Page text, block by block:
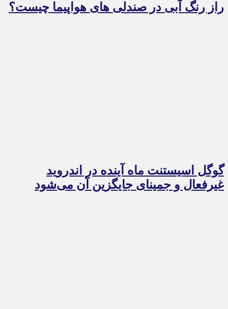
راز رنگ آبی در صندلی های هواپیما چیست؟
گوگل اسیستنت ماه آینده در اندروید
غیرفعال و جمینای جایگزین آن می‌شود